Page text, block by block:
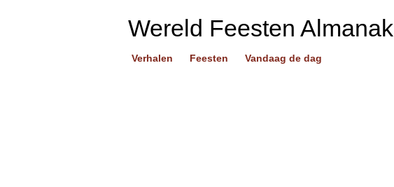
Wereld Feesten Almanak
Verhalen Feesten Vandaag de dag